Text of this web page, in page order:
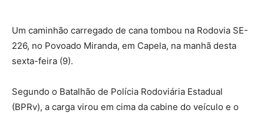
Um caminhão carregado de cana tombou na Rodovia SE-
226, no Povoado Miranda, em Capela, na manhã desta
sexta-feira (9).
Segundo o Batalhão de Polícia Rodoviária Estadual
(BPRv), a carga virou em cima da cabine do veículo e o